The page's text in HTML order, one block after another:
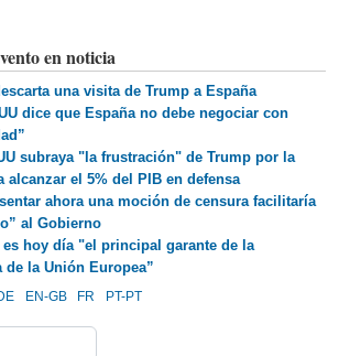
en noticia
una visita de Trump a España
dice que España no debe negociar con
subraya "la frustración" de Trump por la
alcanzar el 5% del PIB en defensa
ahora una moción de censura facilitaría
al Gobierno
es hoy día "el principal garante de la
la Unión Europea”
EN-GB FR PT-PT